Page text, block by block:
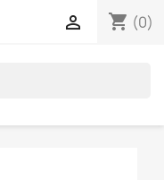
shopping_cart (0)
